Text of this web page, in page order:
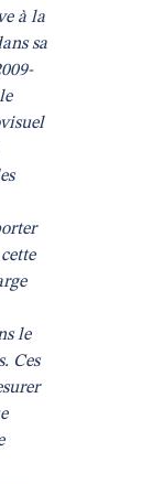
à la
sa
le
Ces